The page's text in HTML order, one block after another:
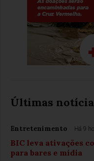
Últimas
Entretenimento Há 9
BIC leva ativações
para bares e mídia